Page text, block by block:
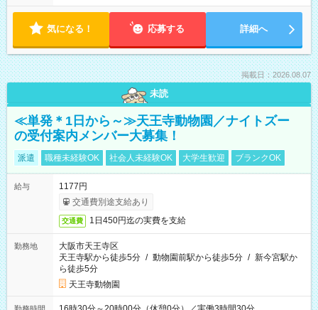
気になる！ 応募する 詳細へ
掲載日：2026.08.07
未読
≪単発＊1日から～≫天王寺動物園／ナイトズー
の受付案内メンバー大募集！
派遣 職種未経験OK 社会人未経験OK 大学生歓迎 ブランクOK
給与
1177円
交通費別途支給あり
交通費 1日450円迄の実費を支給
勤務地
大阪市天王寺区
天王寺駅から徒歩5分 / 動物園前駅から徒歩5分 / 新今宮駅か
ら徒歩5分
天王寺動物園